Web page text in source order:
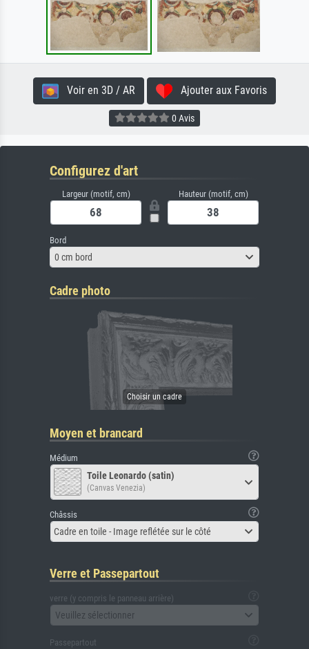
Voir en 3D / AR Ajouter aux Favoris
0 Avis
Configurez d'art
Largeur (motif, cm) Hauteur (motif, cm)
Bord
0 cm bord
Cadre photo
Moyen et brancard
Médium
Toile Leonardo (satin)
(Canvas Venezia)
Châssis
Cadre en toile - Image reflétée sur le côté
Verre et Passepartout
verre (y compris le panneau arrière)
Veuillez sélectionner
Passepartout